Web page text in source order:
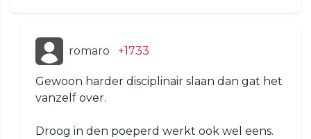
romaro +1733
Gewoon harder disciplinair slaan dan gat het
vanzelf over.
Droog in den poeperd werkt ook wel eens.